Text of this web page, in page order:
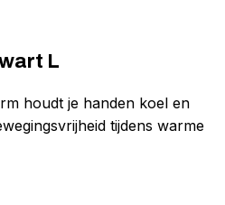
L
houdt je handen koel en
tijdens warme